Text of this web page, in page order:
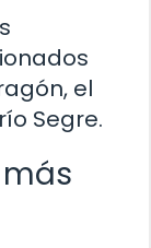
el
Segre.